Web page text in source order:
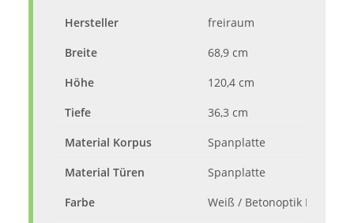
Hersteller
freiraum
Breite
68,9 cm
Höhe
120,4 cm
Tiefe
36,3 cm
Material Korpus
Spanplatte
Material Türen
Spanplatte
Farbe
Weiß / Betonoptik Lichtgrau